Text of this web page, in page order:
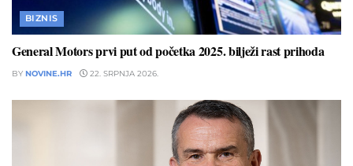
BIZNIS
General Motors prvi put od početka 2025. bilježi rast prihoda
BY NOVINE.HR 22. SRPNJA 2026.